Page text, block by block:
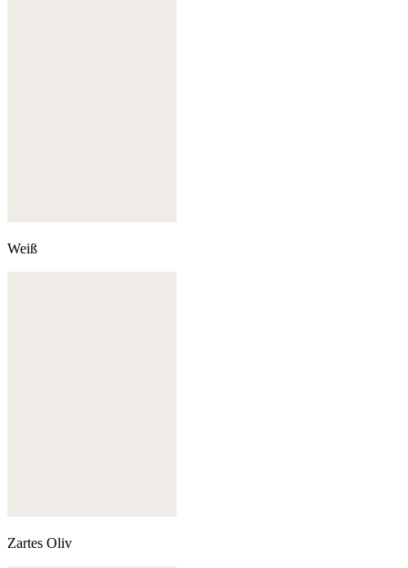
Weiß
Zartes Oliv